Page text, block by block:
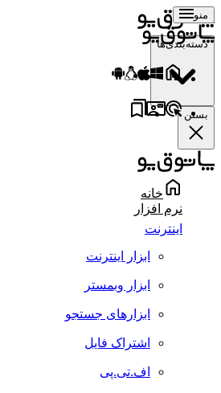
منو
دسته‌بندی‌ها
بستن
خانه
نرم افزار
اینترنت
ابزار اینترنت
ابزار وبمستر
ابزارهای جستجو
اشتراک فایل
اف.تی.پی